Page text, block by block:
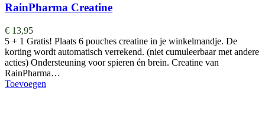
RainPharma Creatine
€ 13,95
5 + 1 Gratis! Plaats 6 pouches creatine in je winkelmandje. De
korting wordt automatisch verrekend. (niet cumuleerbaar met andere
acties) Ondersteuning voor spieren én brein. Creatine van
RainPharma…
Toevoegen